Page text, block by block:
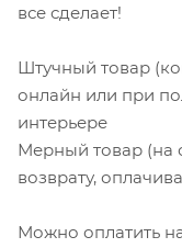
все сделает!
Штучный товар
онлайн или при
интерьере
Мерный товар (на
возврату,
Можно оплатить